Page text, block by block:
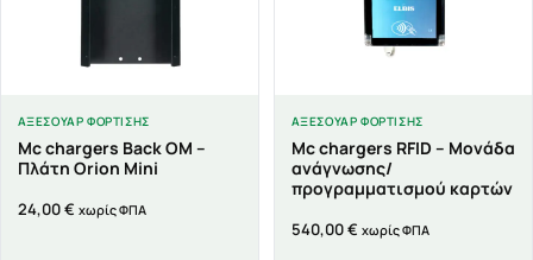
ΑΞΕΣΟΥΆΡ ΦΌΡΤΙΣΗΣ
Mc chargers Back OM –
Πλάτη Orion Mini
24,00€ χωρίς ΦΠΑ
ΑΞΕΣΟΥΆΡ ΦΌΡΤΙΣΗΣ
Mc chargers RFID – Μονάδα
ανάγνωσης/
προγραμματισμού καρτών
540,00€ χωρίς ΦΠΑ